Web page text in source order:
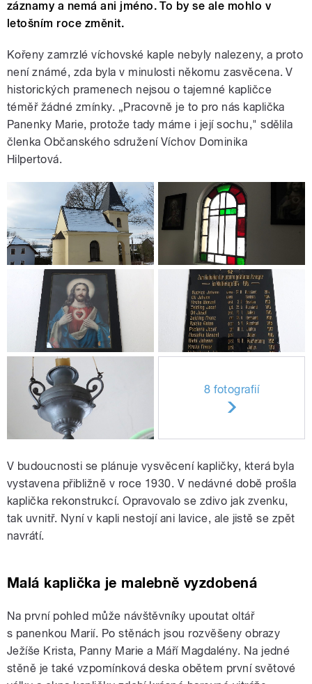
záznamy a nemá ani jméno. To by se ale mohlo v
letošním roce změnit.
Kořeny zamrzlé víchovské kaple nebyly nalezeny, a proto
není známé, zda byla v minulosti někomu zasvěcena. V
historických pramenech nejsou o tajemné kapličce
téměř žádné zmínky. „Pracovně je to pro nás kaplička
Panenky Marie, protože tady máme i její sochu," sdělila
členka Občanského sdružení Víchov Dominika
Hilpertová.
8 fotografií
V budoucnosti se plánuje vysvěcení kapličky, která byla
vystavena přibližně v roce 1930. V nedávné době prošla
kaplička rekonstrukcí. Opravovalo se zdivo jak zvenku,
tak uvnitř. Nyní v kapli nestojí ani lavice, ale jistě se zpět
navrátí.
Malá kaplička je malebně vyzdobená
Na první pohled může návštěvníky upoutat oltář
s panenkou Marií. Po stěnách jsou rozvěšeny obrazy
Ježíše Krista, Panny Marie a Máří Magdalény. Na jedné
stěně je také vzpomínková deska obětem první světové